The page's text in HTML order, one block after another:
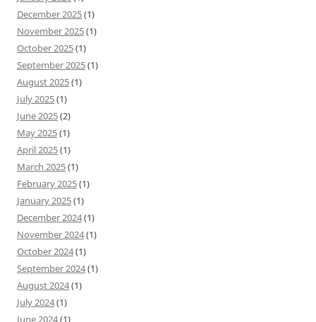
December 2025(1)
November 2025(1)
October 2025(1)
September 2025(1)
August 2025(1)
July 2025(1)
June 2025(2)
May 2025(1)
April 2025(1)
March 2025(1)
February 2025(1)
January 2025(1)
December 2024(1)
November 2024(1)
October 2024(1)
September 2024(1)
August 2024(1)
July 2024(1)